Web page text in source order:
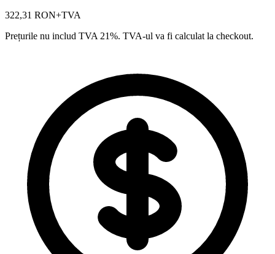
322,31 RON+TVA
Prețurile nu includ TVA 21%. TVA-ul va fi calculat la checkout.